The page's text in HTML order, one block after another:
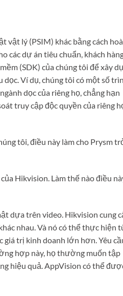
vật lý (PSIM) khác bằng cách
các dự án tiêu chuẩn, khách
(SDK) của chúng tôi để xây
dọc. Ví dụ, chúng tôi có một số
dọc của riêng họ, chẳng hạn
truy cập độc quyền của riêng
tôi, điều này làm cho Prysm
Hikvision. Làm thế nào điều
dựa trên video. Hikvision cung
nhau. Và nó có thể thực hiện
trị kinh doanh lớn hơn. Yêu
hợp này, họ thường muốn tập
hiệu quả. AppVision có thể